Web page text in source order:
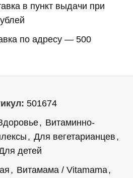
в пункт выдачи при
по адресу — 500
501674
, Витаминно-
, Для вегетарианцев ,
детей
, Витамама / Vitamama,